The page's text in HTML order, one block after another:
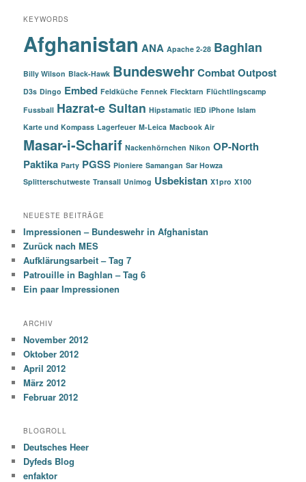
KEYWORDS
Afghanistan ANA Apache 2-28 Baghlan
Billy Wilson Black-Hawk BundeswehrCombat Outpost
D3s Dingo Embed Feldküche Fennek Flecktarn Flüchtlingscamp
Fussball Hazrat-e Sultan Hipstamatic IED iPhone Islam
Karte und Kompass Lagerfeuer M-Leica Macbook Air
Masar-i-Scharif Nackenhörnchen Nikon OP-North
Paktika Party PGSS Pioniere Samangan Sar Howza
Splitterschutweste Transall Unimog Usbekistan X1pro X100
NEUESTE BEITRÄGE
Impressionen – Bundeswehr in Afghanistan
Zurück nach MES
Aufklärungsarbeit – Tag 7
Patrouille in Baghlan – Tag 6
Ein paar Impressionen
ARCHIV
November 2012
Oktober 2012
April 2012
März 2012
Februar 2012
BLOGROLL
Deutsches Heer
Dyfeds Blog
enfaktor